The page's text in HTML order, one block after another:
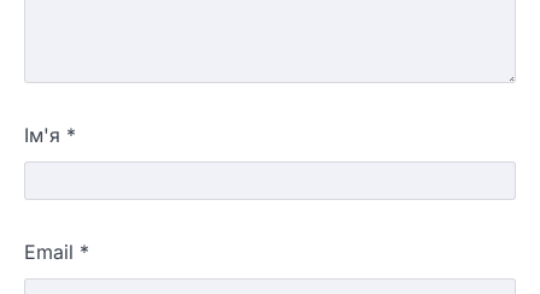
Ім'я *
Email *